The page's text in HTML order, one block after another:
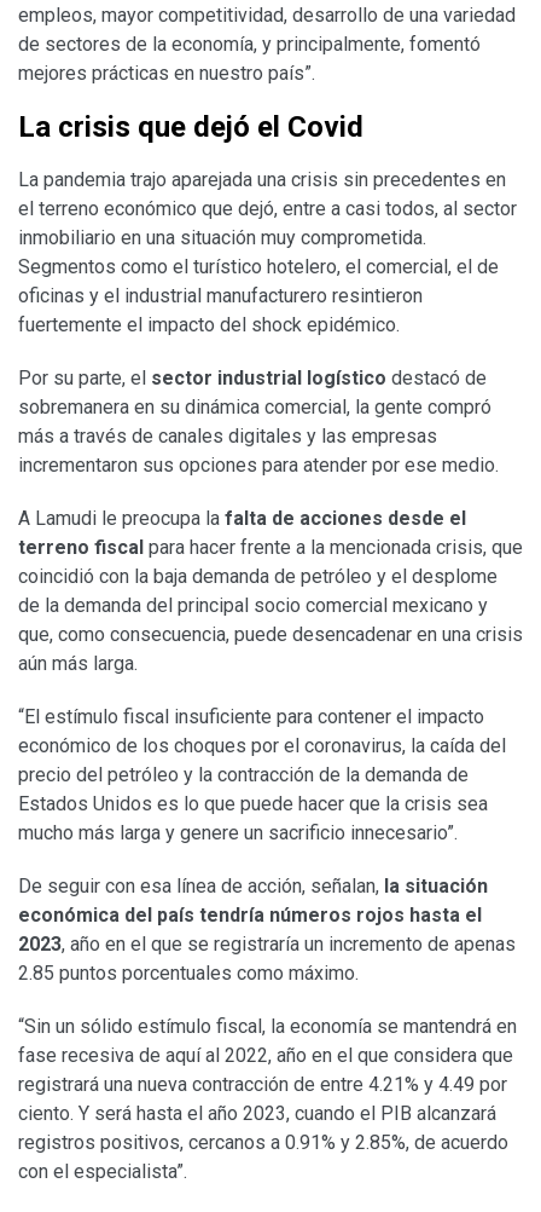
empleos, mayor competitividad, desarrollo de una variedad
de sectores de la economía, y principalmente, fomentó
mejores prácticas en nuestro país”.
La crisis que dejó el Covid
La pandemia trajo aparejada una crisis sin precedentes en
el terreno económico que dejó, entre a casi todos, al sector
inmobiliario en una situación muy comprometida.
Segmentos como el turístico hotelero, el comercial, el de
oficinas y el industrial manufacturero resintieron
fuertemente el impacto del shock epidémico.
Por su parte, el sector industrial logístico destacó de
sobremanera en su dinámica comercial, la gente compró
más a través de canales digitales y las empresas
incrementaron sus opciones para atender por ese medio.
A Lamudi le preocupa la falta de acciones desde el
terreno fiscal para hacer frente a la mencionada crisis, que
coincidió con la baja demanda de petróleo y el desplome
de la demanda del principal socio comercial mexicano y
que, como consecuencia, puede desencadenar en una crisis
aún más larga.
“El estímulo fiscal insuficiente para contener el impacto
económico de los choques por el coronavirus, la caída del
precio del petróleo y la contracción de la demanda de
Estados Unidos es lo que puede hacer que la crisis sea
mucho más larga y genere un sacrificio innecesario”.
De seguir con esa línea de acción, señalan, la situación
económica del país tendría números rojos hasta el
2023, año en el que se registraría un incremento de apenas
2.85 puntos porcentuales como máximo.
“Sin un sólido estímulo fiscal, la economía se mantendrá en
fase recesiva de aquí al 2022, año en el que considera que
registrará una nueva contracción de entre 4.21% y 4.49 por
ciento. Y será hasta el año 2023, cuando el PIB alcanzará
registros positivos, cercanos a 0.91% y 2.85%, de acuerdo
con el especialista”.